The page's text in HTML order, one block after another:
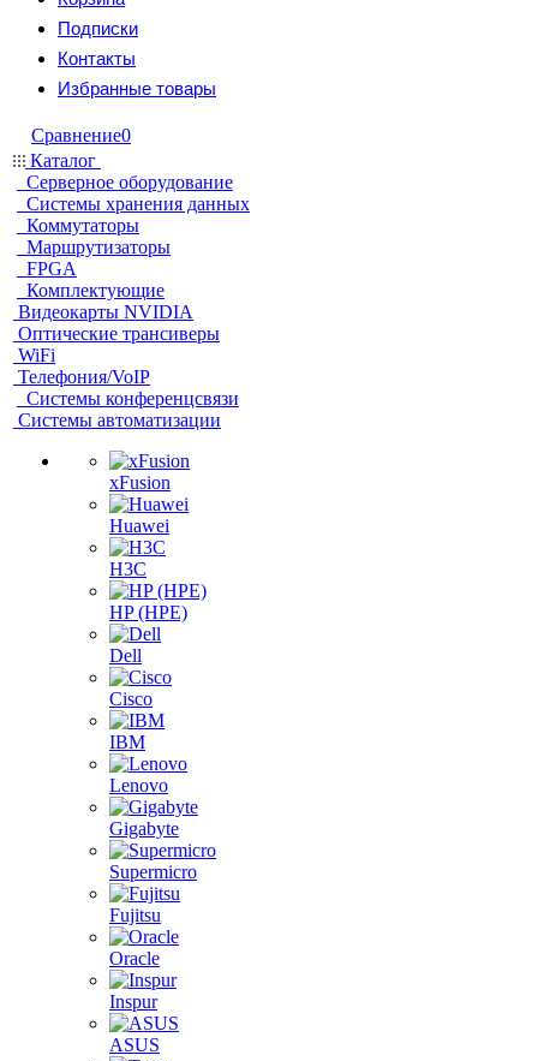
Подписки
Контакты
Избранные товары
Сравнение0
Каталог
Серверное оборудование
Системы хранения данных
Коммутаторы
Маршрутизаторы
FPGA
Комплектующие
Видеокарты NVIDIA
Оптические трансиверы
WiFi
Телефония/VoIP
Системы конференцсвязи
Системы автоматизации
xFusion
Huawei
H3C
HP (HPE)
Dell
Cisco
IBM
Lenovo
Gigabyte
Supermicro
Fujitsu
Oracle
Inspur
ASUS